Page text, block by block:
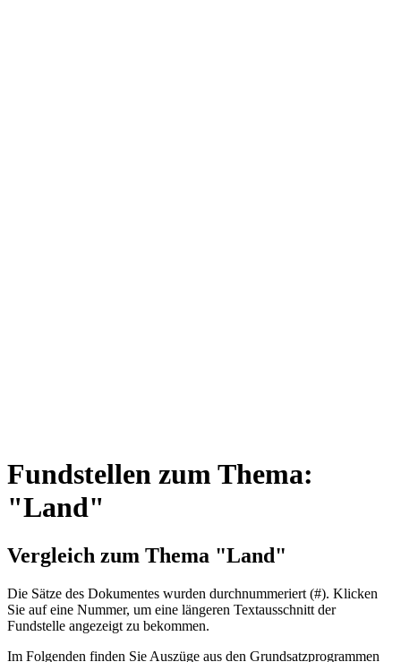
Fundstellen zum Thema:
"Land"
Vergleich zum Thema "Land"
Die Sätze des Dokum­entes wurden durch­nummeriert (#). Klicken
Sie auf eine Nummer, um eine längeren Textausschnitt der
Fundstelle angezeigt zu bekommen.
Im Folgenden finden Sie Auszüge aus den Grundsatz­program­men